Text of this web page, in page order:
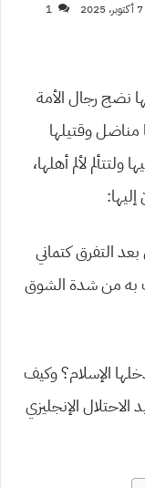
1
نضج رجال الأمة
مناضل وقتيلها
لألم أهلها،
التفرق كتماني
به من شدة الشوق
الإسلام؟ وكيف
الإنجليزي